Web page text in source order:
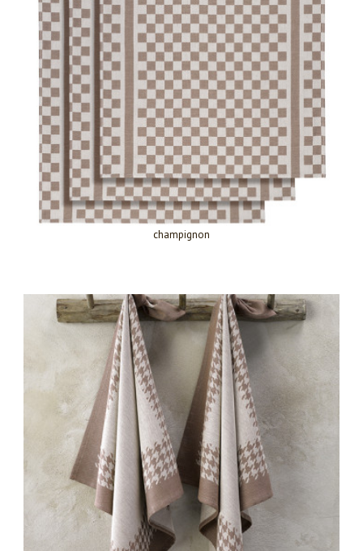
champignon